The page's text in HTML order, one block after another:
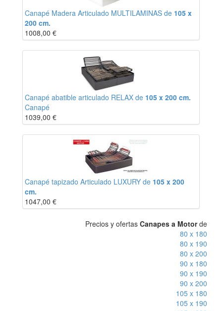
Canapé Madera Articulado MULTILAMINAS de 105 x
200 cm.
1008,00 €
Canapé abatible articulado RELAX de 105 x 200 cm.
Canapé
1039,00 €
Canapé tapizado Articulado LUXURY de 105 x 200
cm.
1047,00 €
Precios y ofertas Canapes a Motorde
80 x 180
80 x 190
80 x 200
90 x 180
90 x 190
90 x 200
105 x 180
105 x 190